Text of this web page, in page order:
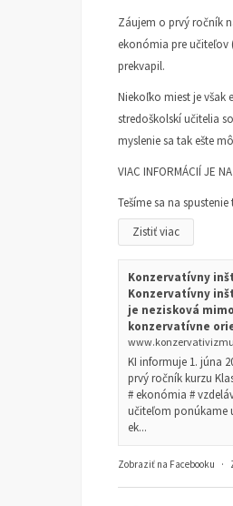
Záujem o prvý ročník
ekonómia pre učiteľov
prekvapil.
Niekoľko miest je však
stredoškolskí učitelia
myslenie sa tak ešte
VIAC INFORMÁCIÍ JE
Tešíme sa na
Zistiť viac
Konzervatívny
Konzervatívny
je nezisková
konzervatívne
KI informuje 1. júna
prvý ročník kurzu
# ekonómia #
učiteľom ponúkame
ek...
Zobraziť na Facebooku ·